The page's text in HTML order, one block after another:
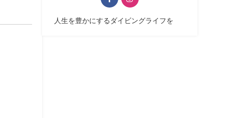
人生を豊かにするダイビングライフを